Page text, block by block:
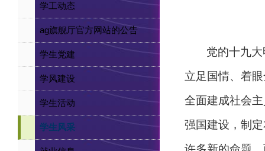
学工动态
ag旗舰厅官方网站的公告
学生党建
学风建设
学生活动
学生风采
党的十九
立足国情、着
全面建成社会
强国建设，制